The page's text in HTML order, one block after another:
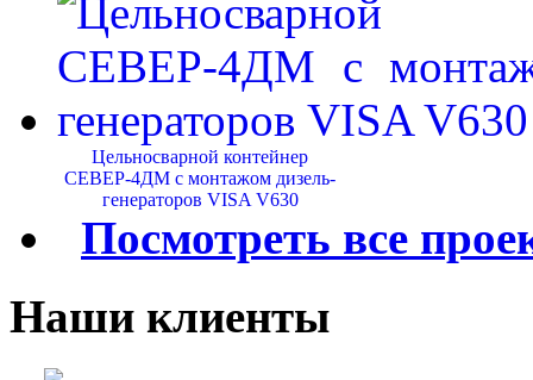
Цельносварной контейнер
СЕВЕР-4ДМ с монтажом дизель-
генераторов VISA V630
Посмотреть все
Наши клиенты